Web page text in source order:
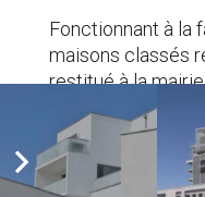
Fonctionnant à la
maisons classés
restitué à la